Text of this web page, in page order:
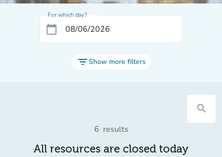
For which day?
calendar_today
filter_listShow more filters
search
6 results
All resources are closed today